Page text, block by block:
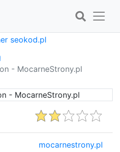
- MocarneStrony.pl
mocarnestrony.pl